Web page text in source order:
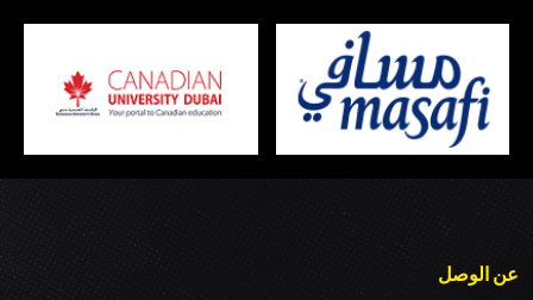
عن الوصل